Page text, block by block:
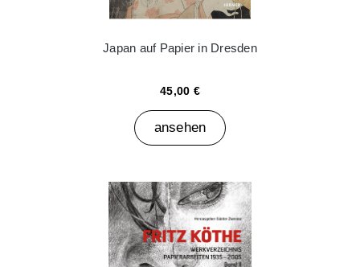
Japan auf Papier in Dresden
45,00 €
ansehen